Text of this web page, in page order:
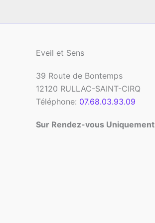
Eveil et Sens
39 Route de Bontemps
12120 RULLAC-SAINT-CIRQ
Téléphone: 07.68.03.93.09
Sur Rendez-vous Uniquement